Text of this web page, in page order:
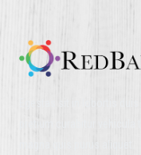
Egestas sit in lobortis
pretium curabitur vehicula